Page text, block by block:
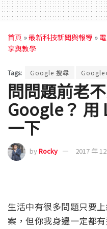
首頁 »最新科技新聞與報導 »
享與教學
Tags: Google 搜尋
問問題前老
Google？ 用
一下
byRocky 2017 年
生活中有很多問題只要
案，但你我身邊一定都